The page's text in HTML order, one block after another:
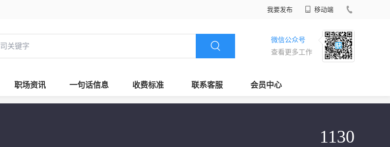
我要发布 移动端
微信公众号
查看更多工作
职场资讯 一句话信息 收费标准 联系客服 会员中心
1130